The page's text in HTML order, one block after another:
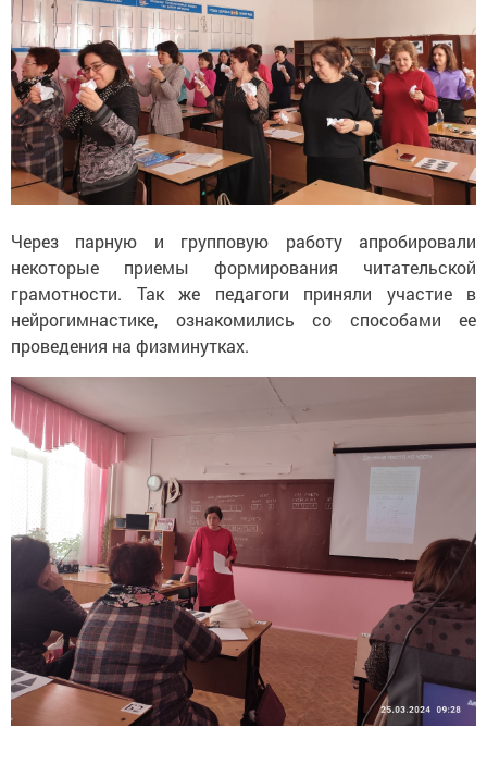
Через парную и групповую работу апробировали
некоторые приемы формирования читательской
грамотности. Так же педагоги приняли участие в
нейрогимнастике, ознакомились со способами ее
проведения на физминутках.